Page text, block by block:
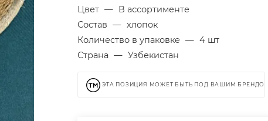
Цвет — В ассортименте
Состав — хлопок
Количество в упаковке — 4 шт
Страна — Узбекистан
ЭТА ПОЗИЦИЯ МОЖЕТ БЫТЬ ПОД ВАШИМ БРЕНДОМ